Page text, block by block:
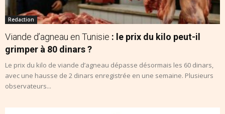
Redaction
Viande d’agneau en Tunisie : le prix du kilo peut-il
grimper à 80 dinars ?
Le prix du kilo de viande d’agneau dépasse désormais les 60 dinars,
avec une hausse de 2 dinars enregistrée en une semaine. Plusieurs
observateurs...